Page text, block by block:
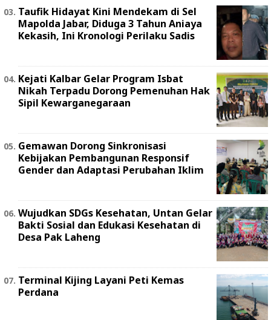
Taufik Hidayat Kini Mendekam di Sel
Mapolda Jabar, Diduga 3 Tahun Aniaya
Kekasih, Ini Kronologi Perilaku Sadis
Kejati Kalbar Gelar Program Isbat
Nikah Terpadu Dorong Pemenuhan Hak
Sipil Kewarganegaraan
Gemawan Dorong Sinkronisasi
Kebijakan Pembangunan Responsif
Gender dan Adaptasi Perubahan Iklim
Wujudkan SDGs Kesehatan, Untan Gelar
Bakti Sosial dan Edukasi Kesehatan di
Desa Pak Laheng
Terminal Kijing Layani Peti Kemas
Perdana